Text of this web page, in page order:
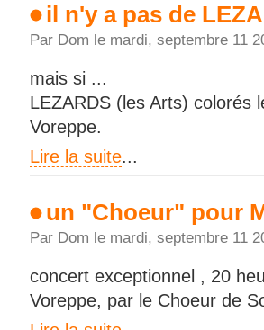
il n'y a pas de
Par Dom le mardi, septembre 11
mais si ...
LEZARDS (les Arts) colorés
Voreppe.
Lire la suite...
un "Choeur" pour
Par Dom le mardi, septembre 11
concert exceptionnel , 20
Voreppe, par le Choeur de